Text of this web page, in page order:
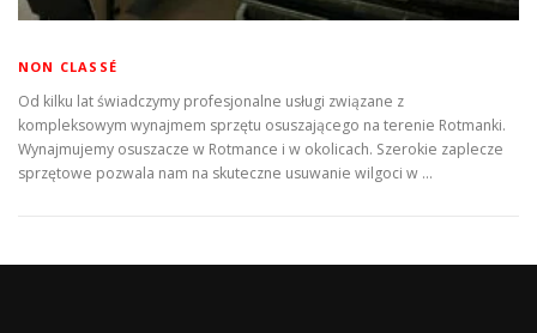
NON CLASSÉ
Od kilku lat świadczymy profesjonalne usługi związane z
kompleksowym wynajmem sprzętu osuszającego na terenie Rotmanki.
Wynajmujemy osuszacze w Rotmance i w okolicach. Szerokie zaplecze
sprzętowe pozwala nam na skuteczne usuwanie wilgoci w …